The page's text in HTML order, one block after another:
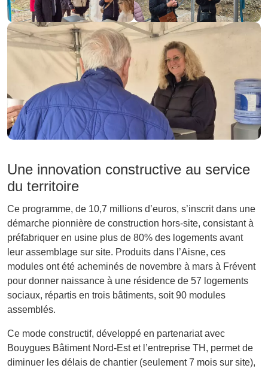
Une innovation constructive au service
du territoire
Ce programme, de 10,7 millions d’euros, s’inscrit dans une
démarche pionnière de construction hors-site, consistant à
préfabriquer en usine plus de 80% des logements avant
leur assemblage sur site. Produits dans l’Aisne, ces
modules ont été acheminés de novembre à mars à Frévent
pour donner naissance à une résidence de 57 logements
sociaux, répartis en trois bâtiments, soit 90 modules
assemblés.
Ce mode constructif, développé en partenariat avec
Bouygues Bâtiment Nord-Est et l’entreprise TH, permet de
diminuer les délais de chantier (seulement 7 mois sur site),